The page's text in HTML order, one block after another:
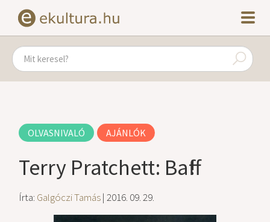
OLVASNIVALÓ AJÁNLÓK
Terry Pratchett: Baff!
Írta: Galgóczi Tamás| 2016. 09. 29.